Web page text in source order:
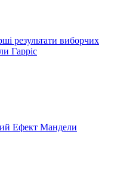
результати виборчих
Гарріс
Ефект Мандели